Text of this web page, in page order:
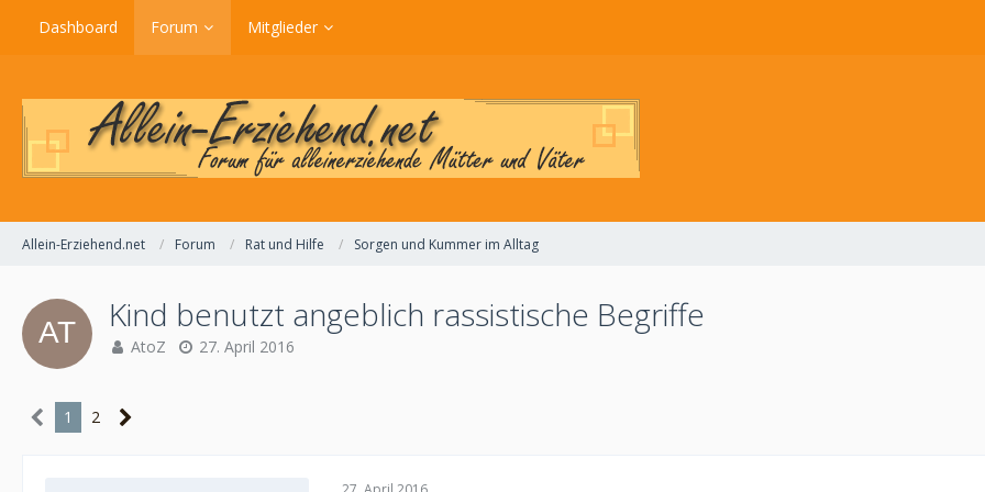
Dashboard Forum Mitglieder
Allein-Erziehend.net Forum Rat und Hilfe Sorgen und Kummer im Alltag
Kind benutzt angeblich rassistische Begriffe
AtoZ 27. April 2016
1 2